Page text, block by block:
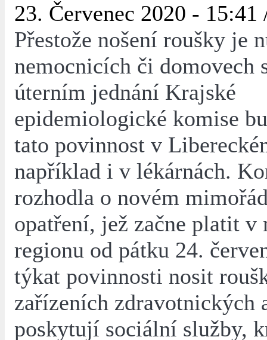
23. Červenec 2020 -
Přestože nošení roušky je
nemocnicích či domovech
úterním jednání Krajské
epidemiologické komise
tato povinnost v
například i v lékárnách.
rozhodla o novém
opatření, jež začne platit v
regionu od pátku 24.
týkat povinnosti nosit
zařízeních zdravotnických
poskytují sociální služby,